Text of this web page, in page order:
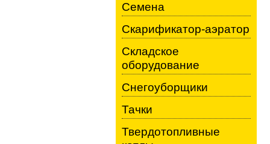
Семена
Скарификатор-аэратор
Складское
оборудование
Снегоуборщики
Тачки
Твердотопливные